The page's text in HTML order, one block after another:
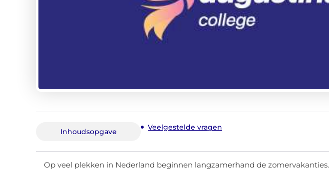
Inhoudsopgave Veelgestelde vragen
Op veel plekken in Nederland beginnen langzamerhand de